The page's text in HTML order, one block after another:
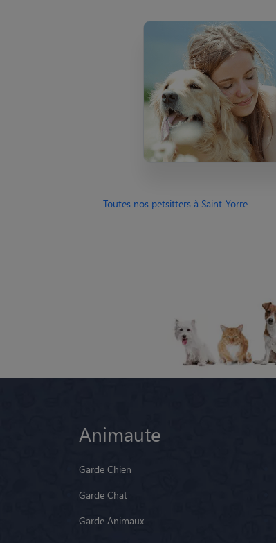
Toutes nos petsitters à Saint-Yorre
Animaute
Garde Chien
Garde Chat
Garde Animaux